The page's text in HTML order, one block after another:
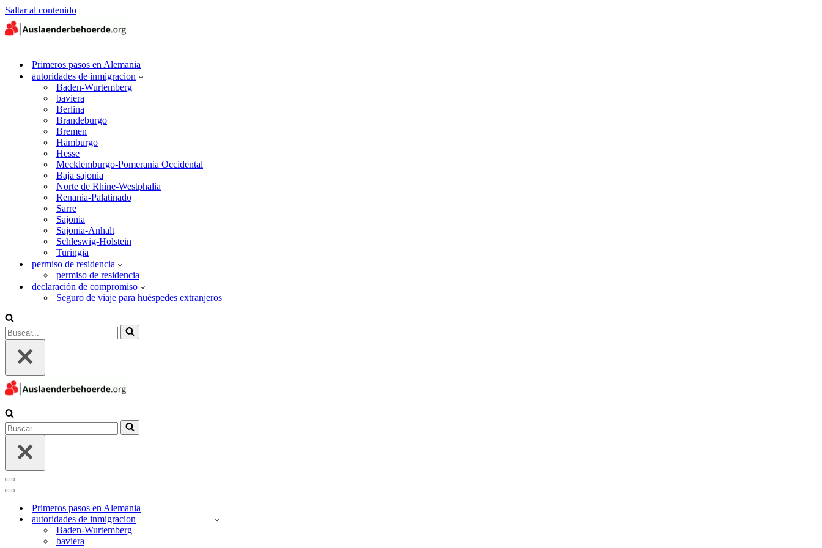
Saltar al contenido
Primeros pasos en Alemania
autoridades de inmigracion
Baden-Wurtemberg
baviera
Berlina
Brandeburgo
Bremen
Hamburgo
Hesse
Mecklemburgo-Pomerania Occidental
Baja sajonia
Norte de Rhine-Westphalia
Renania-Palatinado
Sarre
Sajonia
Sajonia-Anhalt
Schleswig-Holstein
Turingia
permiso de residencia
permiso de residencia
declaración de compromiso
Seguro de viaje para huéspedes extranjeros
Buscar...
Buscar...
Menú
de
Menú
navegaciónPrimeros pasos en Alemania
autoridades de inmigracion
Baden-Wurtemberg
baviera